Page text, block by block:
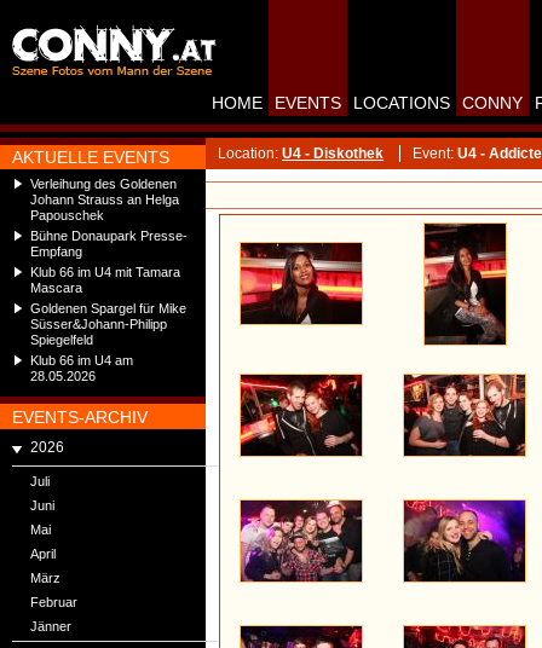
AKTUELLE EVENTS
Verleihung des Goldenen
Johann Strauss an Helga
Papouschek
Bühne Donaupark Presse-
Empfang
Klub 66 im U4 mit Tamara
Mascara
Goldenen Spargel für Mike
Süsser&Johann-Philipp
Spiegelfeld
Klub 66 im U4 am
28.05.2026
EVENTS-ARCHIV
2026
Juli
Juni
Mai
April
März
Februar
Jänner
HOME EVENTS LOCATIONS CONNY
Location: U4 - Diskothek Event: U4 -